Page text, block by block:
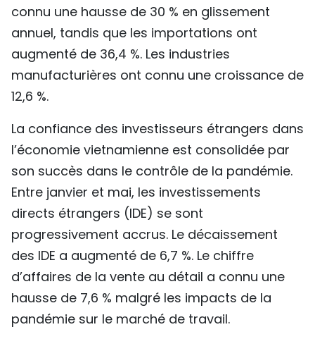
connu une hausse de 30 % en glissement
annuel, tandis que les importations ont
augmenté de 36,4 %. Les industries
manufacturières ont connu une croissance de
12,6 %.
La confiance des investisseurs étrangers dans
l’économie vietnamienne est consolidée par
son succès dans le contrôle de la pandémie.
Entre janvier et mai, les investissements
directs étrangers (IDE) se sont
progressivement accrus. Le décaissement
des IDE a augmenté de 6,7 %. Le chiffre
d’affaires de la vente au détail a connu une
hausse de 7,6 % malgré les impacts de la
pandémie sur le marché de travail.